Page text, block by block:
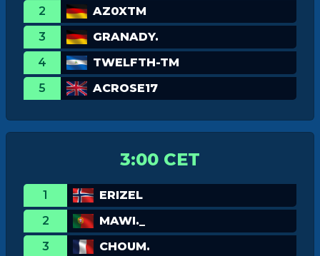
2
AZ0XTM
3
GRANADY.
4
TWELFTH-TM
5
ACROSE17
3:00 CET
1
ERIZEL
2
MAWI._
3
CHOUM.